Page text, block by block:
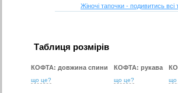
Жіночі тапочки - подивитись
Таблиця розмірів
КОФТА: довжина спини
що це?
КОФТА: рукава
що це? що